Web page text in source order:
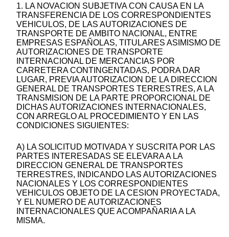
1. LA NOVACION SUBJETIVA CON CAUSA EN LA
TRANSFERENCIA DE LOS CORRESPONDIENTES
VEHICULOS, DE LAS AUTORIZACIONES DE
TRANSPORTE DE AMBITO NACIONAL, ENTRE
EMPRESAS ESPAÑOLAS, TITULARES ASIMISMO DE
AUTORIZACIONES DE TRANSPORTE
INTERNACIONAL DE MERCANCIAS POR
CARRETERA CONTINGENTADAS, PODRA DAR
LUGAR, PREVIA AUTORIZACION DE LA DIRECCION
GENERAL DE TRANSPORTES TERRESTRES, A LA
TRANSMISION DE LA PARTE PROPORCIONAL DE
DICHAS AUTORIZACIONES INTERNACIONALES,
CON ARREGLO AL PROCEDIMIENTO Y EN LAS
CONDICIONES SIGUIENTES:
A) LA SOLICITUD MOTIVADA Y SUSCRITA POR LAS
PARTES INTERESADAS SE ELEVARA A LA
DIRECCION GENERAL DE TRANSPORTES
TERRESTRES, INDICANDO LAS AUTORIZACIONES
NACIONALES Y LOS CORRESPONDIENTES
VEHICULOS OBJETO DE LA CESION PROYECTADA,
Y EL NUMERO DE AUTORIZACIONES
INTERNACIONALES QUE ACOMPAÑARIA A LA
MISMA.